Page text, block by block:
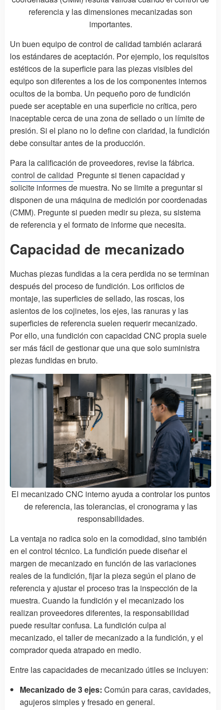
referencia y las dimensiones mecanizadas son
importantes.
Un buen equipo de control de calidad también aclarará
los estándares de aceptación. Por ejemplo, los requisitos
estéticos de la superficie para las piezas visibles del
equipo son diferentes a los de los componentes internos
ocultos de la bomba. Un pequeño poro de fundición
puede ser aceptable en una superficie no crítica, pero
inaceptable cerca de una zona de sellado o un límite de
presión. Si el plano no lo define con claridad, la fundición
debe consultar antes de la producción.
Para la calificación de proveedores, revise la fábrica.
control de calidad Pregunte si tienen capacidad y
solicite informes de muestra. No se limite a preguntar si
disponen de una máquina de medición por coordenadas
(CMM). Pregunte si pueden medir su pieza, su sistema
de referencia y el formato de informe que necesita.
Capacidad de mecanizado
Muchas piezas fundidas a la cera perdida no se terminan
después del proceso de fundición. Los orificios de
montaje, las superficies de sellado, las roscas, los
asientos de los cojinetes, los ejes, las ranuras y las
superficies de referencia suelen requerir mecanizado.
Por ello, una fundición con capacidad CNC propia suele
ser más fácil de gestionar que una que solo suministra
piezas fundidas en bruto.
El mecanizado CNC interno ayuda a controlar los puntos
de referencia, las tolerancias, el cronograma y las
responsabilidades.
La ventaja no radica solo en la comodidad, sino también
en el control técnico. La fundición puede diseñar el
margen de mecanizado en función de las variaciones
reales de la fundición, fijar la pieza según el plano de
referencia y ajustar el proceso tras la inspección de la
muestra. Cuando la fundición y el mecanizado los
realizan proveedores diferentes, la responsabilidad
puede resultar confusa. La fundición culpa al
mecanizado, el taller de mecanizado a la fundición, y el
comprador queda atrapado en medio.
Entre las capacidades de mecanizado útiles se incluyen:
Mecanizado de 3 ejes: Común para caras, cavidades,
agujeros simples y fresado en general.